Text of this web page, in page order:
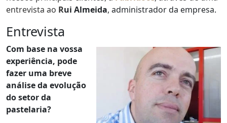
entrevista ao Rui Almeida, administrador da empresa.
Entrevista
Com base na vossa
experiência, pode
fazer uma breve
análise da evolução
do setor da
pastelaria?